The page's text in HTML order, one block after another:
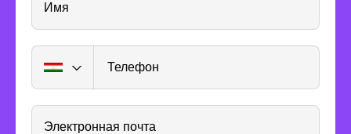
Имя
Телефон
Электронная почта
Специалист по
искусственному
интеллекту